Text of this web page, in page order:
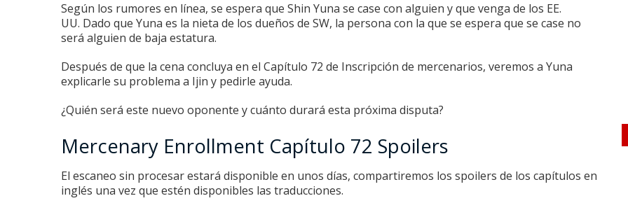
Según los rumores en línea, se espera que Shin Yuna se case con alguien y que venga de los EE.
UU. Dado que Yuna es la nieta de los dueños de SW, la persona con la que se espera que se case no
será alguien de baja estatura.
Después de que la cena concluya en el Capítulo 72 de Inscripción de mercenarios, veremos a Yuna
explicarle su problema a Ijin y pedirle ayuda.
¿Quién será este nuevo oponente y cuánto durará esta próxima disputa?
Mercenary Enrollment Capítulo 72 Spoilers
El escaneo sin procesar estará disponible en unos días, compartiremos los spoilers de los capítulos en
inglés una vez que estén disponibles las traducciones.